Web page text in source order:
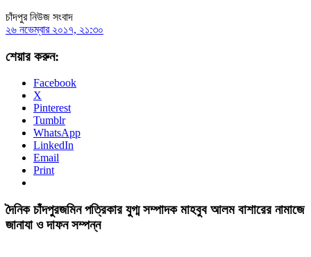
চাঁদপুর নিউজ সংবাদ
২৬ নভেম্বার ২০১৭, ২১:৩০
শেয়ার করুন:
Facebook
X
Pinterest
Tumblr
WhatsApp
LinkedIn
Email
Print
দৈনিক চাঁদপুরজমিন পত্রিকার যুগ্ম সম্পাদক মাহবুব আলম বাশারের নামাজে
জানাযা ও দাফন সম্পন্ন